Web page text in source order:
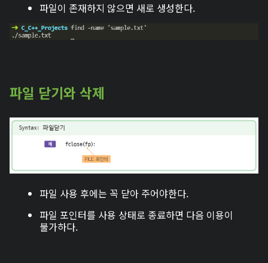
파일이 존재하지 않으면 새로 생성한다.
파일 닫기와 삭제
파일 사용 후에는 꼭 닫아 주어야한다.
파일 포인터를 사용 상태로 종료하면 다음 이용이
불가하다.